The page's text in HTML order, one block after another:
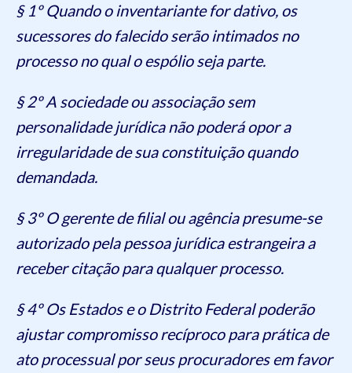
§ 1º Quando o inventariante for dativo, os
sucessores do falecido serão intimados no
processo no qual o espólio seja parte.
§ 2º A sociedade ou associação sem
personalidade jurídica não poderá opor a
irregularidade de sua constituição quando
demandada.
§ 3º O gerente de filial ou agência presume-se
autorizado pela pessoa jurídica estrangeira a
receber citação para qualquer processo.
§ 4º Os Estados e o Distrito Federal poderão
ajustar compromisso recíproco para prática de
ato processual por seus procuradores em favor